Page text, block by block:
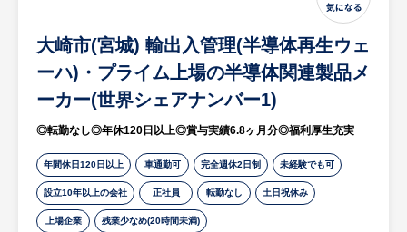
※建物の改変を伴う業務は含まない。
【HUREX企業担当より】
・多彩な研修
研修企画専門チームが技術力、人間力の研修
を実施する他、各拠点でエンジニア主催の研
修も開催。
・スキルやキャリアのデータベースとクライ
アントからの受注情報データベースをもとに
大崎市(宮城) 輸出入管理(半導体再生ウェ
ーハ)・プライム上場の半導体関連製品メ
ーカー(世界シェアナンバー1)
◎転勤なし◎年休120日以上◎賞与実績6.8ヶ月分◎福利厚生充実
年間休日120日以上 車通勤可 完全週休2日制 未経験でも可
設立10年以上の会社 正社員 転勤なし 土日祝休み
上場企業 残業少なめ(20時間未満)